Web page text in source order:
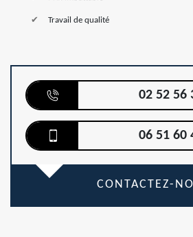
Travail de qualité
02 52 56
06 51 60
CONTACTEZ-